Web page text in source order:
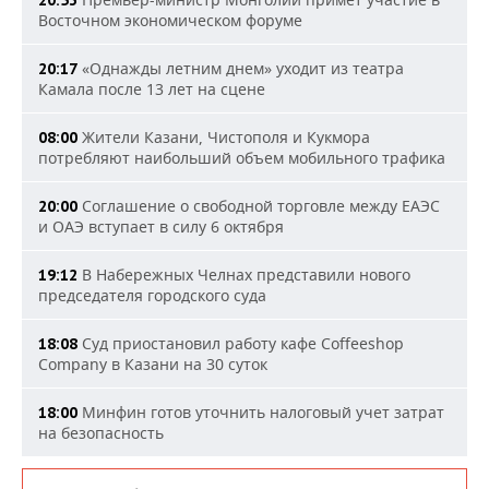
Восточном экономическом форуме
20:17 «Однажды летним днем» уходит из театра
Камала после 13 лет на сцене
08:00 Жители Казани, Чистополя и Кукмора
потребляют наибольший объем мобильного трафика
20:00 Соглашение о свободной торговле между ЕАЭС
и ОАЭ вступает в силу 6 октября
19:12 В Набережных Челнах представили нового
председателя городского суда
18:08 Суд приостановил работу кафе Coffeeshop
Company в Казани на 30 суток
18:00 Минфин готов уточнить налоговый учет затрат
на безопасность